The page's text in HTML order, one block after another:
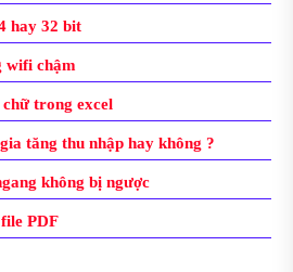
hay 32 bit
wifi chậm
trong excel
tăng thu nhập hay không ?
không bị ngược
PDF